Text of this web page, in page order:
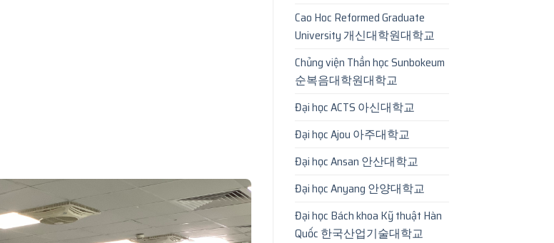
Cao Hoc Reformed Graduate
University 개신대학원대학교
Chủng viện Thần học Sunbokeum
순복음대학원대학교
Đại học ACTS 아신대학교
Đại học Ajou 아주대학교
Đại học Ansan 안산대학교
Đại học Anyang 안양대학교
Đại học Bách khoa Kỹ thuật Hàn
Quốc 한국산업기술대학교